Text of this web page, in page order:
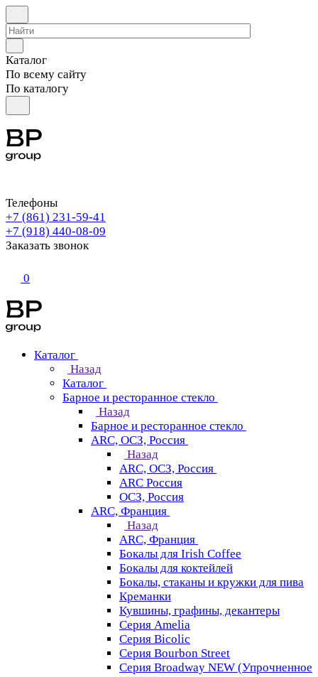
Каталог
По всему сайту
По каталогу
Телефоны
+7 (861) 231-59-41
+7 (918) 440-08-09
Заказать звонок
0
Каталог
Назад
Каталог
Барное и ресторанное стекло
Назад
Барное и ресторанное стекло
ARC, ОСЗ, Россия
Назад
ARC, ОСЗ, Россия
ARC Россия
ОСЗ, Россия
ARC, Франция
Назад
ARC, Франция
Бокалы для Irish Coffee
Бокалы для коктейлей
Бокалы, стаканы и кружки для пива
Креманки
Кувшины, графины, декантеры
Серия Amelia
Серия Bicolic
Серия Bourbon Street
Серия Broadway NEW (Упрочненное